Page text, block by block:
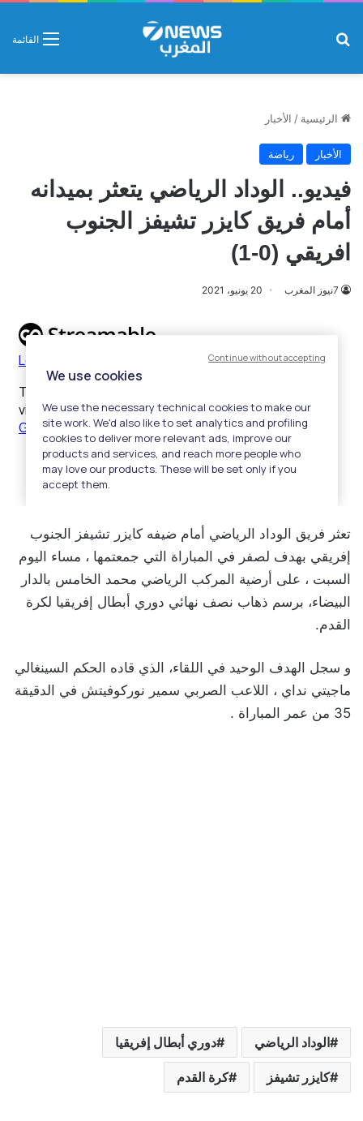
القائمة
الرئيسية / الأخبار
الأخبار رياضة
فيديو.. الوداد الرياضي يتعثر بميدانه
أمام فريق كايزر تشيفز الجنوب
افريقي (0-1)
7نيوز المغرب 20 يونيو، 2021
تعثر فريق الوداد الرياضي أمام ضيفه كايزر تشيفز الجنوب
إفريقي بهدف لصفر في المباراة التي جمعتمها ، مساء اليوم
السبت ، على أرضية المركب الرياضي محمد الخامس بالدار
البيضاء، برسم ذهاب نصف نهائي دوري أبطال إفريقيا لكرة
القدم.
و سجل الهدف الوحيد في اللقاء، الذي قاده الحكم السينغالي
ماجيتي نداي ، اللاعب الصربي سمير نوركوفيتش في الدقيقة
35 من عمر المباراة .
الوداد الرياضي دوري أبطال إفريقيا
كايزر تشيفز كرة القدم